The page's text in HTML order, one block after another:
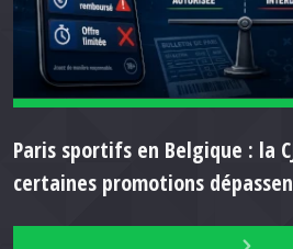
Paris sportifs en Belgique : la
certaines promotions